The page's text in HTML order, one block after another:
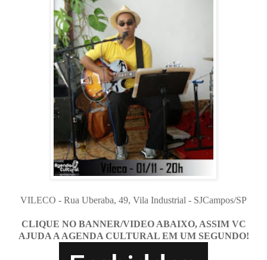
VILECO - Rua Uberaba, 49, Vila Industrial - SJCampos/SP
CLIQUE NO BANNER/VIDEO ABAIXO, ASSIM VC
AJUDA A AGENDA CULTURAL EM UM SEGUNDO!